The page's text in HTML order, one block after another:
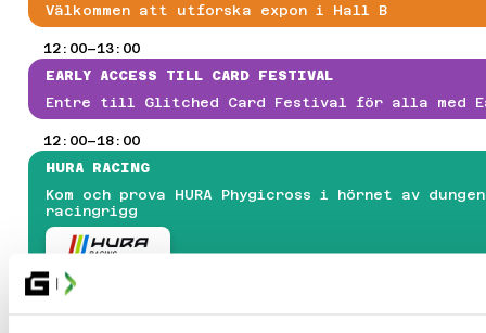
FRÅGOR
JOURNEY COUNTER-STRIKE 2
JOURNEY SUMMER 2026 ÖPPET LAN-KVAL
GLITCHED DUO CHAMPIONSHIP
TEKKEN 8 OCH STREET FIGHTER 6
OF DUTY
OF EMPIRES II
Välkommen att utforska expon i Hall B
12:00–13:00
EARLY ACCESS TILL CARD FESTIVAL
Entre till Glitched Card Festival för alla med
12:00–18:00
HURA RACING
Kom och prova HURA Phygicross i hörnet av
racingrigg